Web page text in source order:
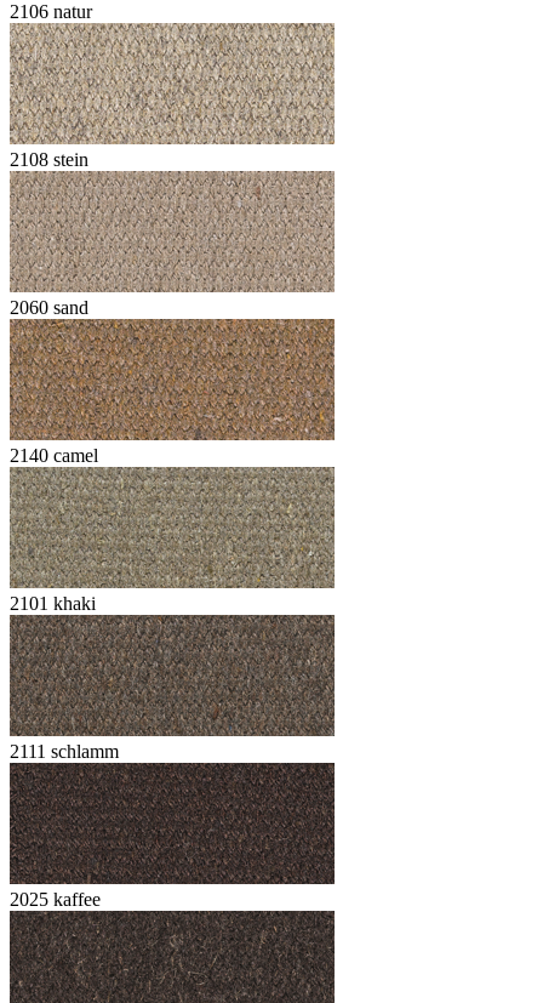
2106 natur
2108 stein
2060 sand
2140 camel
2101 khaki
2111 schlamm
2025 kaffee